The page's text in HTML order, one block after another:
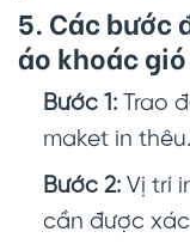
5. Các bước
áo khoác
Bước 1:Trao
maket in thêu.
Bước 2:Vị trí
cần được